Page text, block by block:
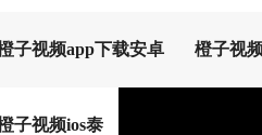
子视频app下载安卓 橙子视
子视频ios泰